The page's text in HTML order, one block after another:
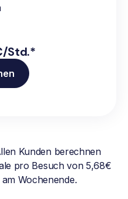
Std.*
Kunden berechnen
pro Besuch von 5,68€
Wochenende.